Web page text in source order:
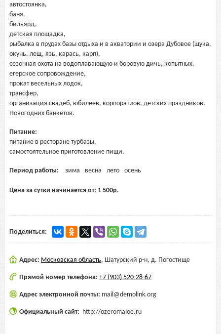
автостоянка,
баня,
бильярд,
детская площадка,
рыбалка в прудах базы отдыха и в акватории и озера Дубовое (щука,
окунь, лещ, язь, карась, карп),
сезонная охота на водоплавающую и боровую дичь, копытных,
егерское сопровождение,
прокат весельных лодок,
трансфер,
организация свадеб, юбилеев, корпоратиов, детских праздников,
Новогодних банкетов.
Питание:
питание в ресторане турбазы,
самостоятельное приготовление пищи.
Период работы: зима весна лето осень
Цена за сутки начинается от: 1 500р.
Поделиться:
Адрес: Московская область, Шатурский р-н, д. Погостище
Прямой номер телефона: +7 (903) 520-28-67
Адрес электронной почты: mail@demolink.org
Официальный сайт: http://ozeromaloe.ru